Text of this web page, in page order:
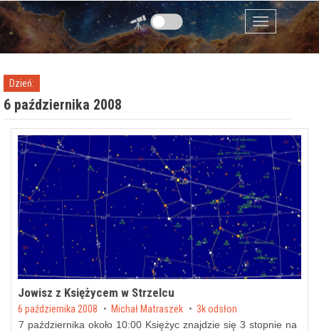
Przejdź do zawartości
Menu
Dzień:
6 października 2008
Jowisz z Księżycem w Strzelcu
Posted on
6 października 2008 byMichał Matraszek 3k odsłon
7 października około 10:00 Księżyc znajdzie się 3 stopnie na